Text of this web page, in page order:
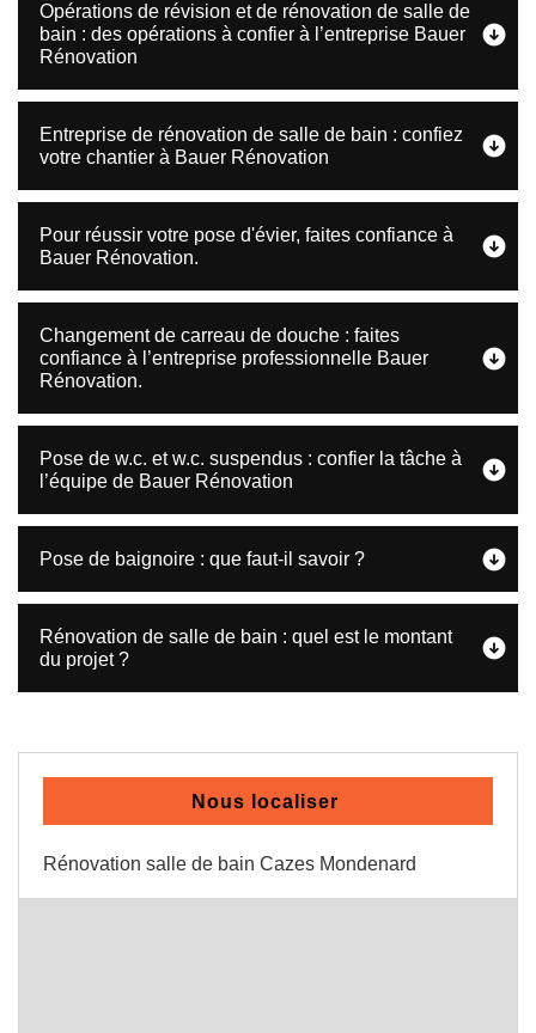
Opérations de révision et de rénovation de salle de
bain : des opérations à confier à l’entreprise Bauer
Rénovation
Entreprise de rénovation de salle de bain : confiez
votre chantier à Bauer Rénovation
Pour réussir votre pose d'évier, faites confiance à
Bauer Rénovation.
Changement de carreau de douche : faites
confiance à l’entreprise professionnelle Bauer
Rénovation.
Pose de w.c. et w.c. suspendus : confier la tâche à
l’équipe de Bauer Rénovation
Pose de baignoire : que faut-il savoir ?
Rénovation de salle de bain : quel est le montant
du projet ?
Nous localiser
Rénovation salle de bain Cazes Mondenard